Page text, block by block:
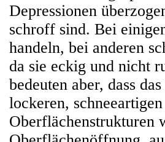
Depressionen
schroff sind. Bei
handeln, bei anderen
da sie eckig und nicht
bedeuten aber, dass
lockeren,
Oberflächenstrukturen